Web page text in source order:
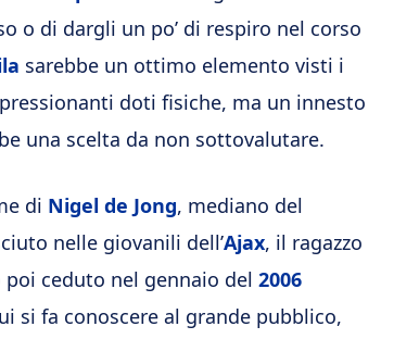
o di dargli un po’ di respiro nel corso
sarebbe un ottimo elemento visti i
doti fisiche, ma un innesto
una scelta da non sottovalutare.
di Nigel de Jong, mediano del
nelle giovanili dell’Ajax, il ragazzo
ceduto nel gennaio del 2006
si fa conoscere al grande pubblico,